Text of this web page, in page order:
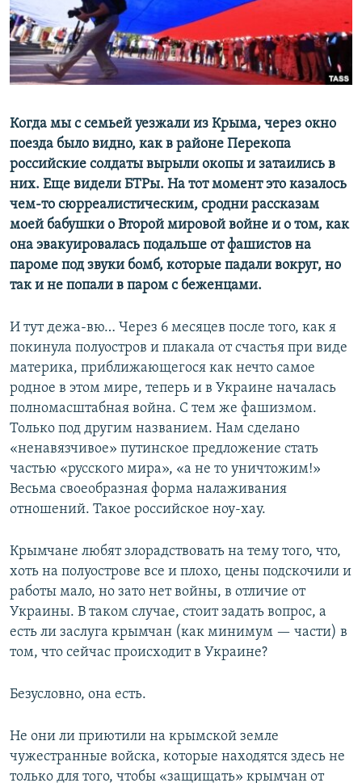
ПОБЕДИТЕЛЕЙ НЕ СУДЯТ?
КРЫМ.НЕПОКОРЕННЫЙ
ELIFBE
ПРИСОЕДИНЯЙТЕСЬ!
Все сайты RFE/RL
Когда мы с семьей уезжали из Крыма, через окно
поезда было видно, как в районе Перекопа
российские солдаты вырыли окопы и затаились в
них. Еще видели БТРы. На тот момент это казалось
чем-то сюрреалистическим, сродни рассказам
моей бабушки о Второй мировой войне и о том, как
она эвакуировалась подальше от фашистов на
пароме под звуки бомб, которые падали вокруг, но
так и не попали в паром с беженцами.
И тут дежа-вю… Через 6 месяцев после того, как я
покинула полуостров и плакала от счастья при виде
материка, приближающегося как нечто самое
родное в этом мире, теперь и в Украине началась
полномасштабная война. С тем же фашизмом.
Только под другим названием. Нам сделано
«ненавязчивое» путинское предложение стать
частью «русского мира», «а не то уничтожим!»
Весьма своеобразная форма налаживания
отношений. Такое российское ноу-хау.
Крымчане любят злорадствовать на тему того, что,
хоть на полуострове все и плохо, цены подскочили и
работы мало, но зато нет войны, в отличие от
Украины. В таком случае, стоит задать вопрос, а
есть ли заслуга крымчан (как минимум — части) в
том, что сейчас происходит в Украине?
Безусловно, она есть.
Не они ли приютили на крымской земле
чужестранные войска, которые находятся здесь не
только для того, чтобы «защищать» крымчан от